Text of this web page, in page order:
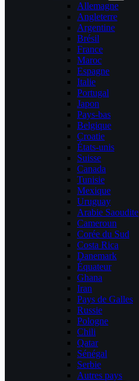
Allemagne
Angleterre
Argentine
Brésil
France
Maroc
Espagne
Italie
Portugal
Japon
Pays-bas
Belgique
Croatie
États-unis
Suisse
Canada
Tunisie
Mexique
Uruguay
Arabie Saoudite
Cameroun
Corée du Sud
Costa Rica
Danemark
Équateur
Ghana
Iran
Pays de Galles
Russie
Pologne
Chili
Qatar
Sénégal
Serbie
Autres pays